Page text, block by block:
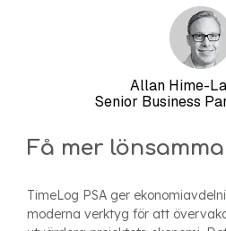
Allan Hime-
Senior Business
Få mer
TimeLog PSA ger
moderna verktyg för att